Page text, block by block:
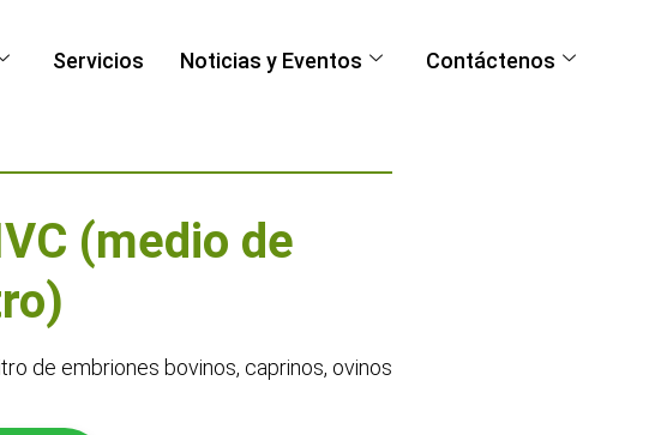
Servicios Noticias y Eventos Contáctenos
(medio de
de embriones bovinos, caprinos, ovinos